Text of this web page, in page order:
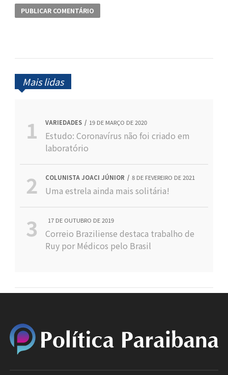
Mais lidas
VARIEDADES 19 DE MARÇO DE 2020
Estudo: Coronavírus não foi criado em
laboratório
COLUNISTA JOACI JÚNIOR 8 DE FEVEREIRO DE 2021
Uma estrela ainda mais solitária!
17 DE OUTUBRO DE 2019
Correio Braziliense destaca trabalho de
Ruy por Médicos pelo Brasil